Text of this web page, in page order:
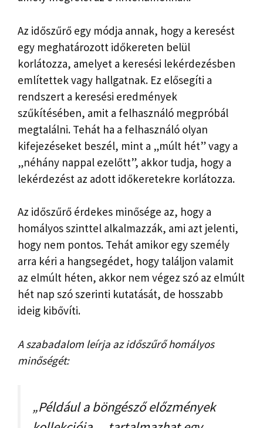
Az időszűrő egy módja annak, hogy a keresést
egy meghatározott időkereten belül
korlátozza, amelyet a keresési lekérdezésben
említettek vagy hallgatnak. Ez elősegíti a
rendszert a keresési eredmények
szűkítésében, amit a felhasználó megpróbál
megtalálni. Tehát ha a felhasználó olyan
kifejezéseket beszél, mint a „múlt hét” vagy a
„néhány nappal ezelőtt”, akkor tudja, hogy a
lekérdezést az adott időkeretekre korlátozza.
Az időszűrő érdekes minősége az, hogy a
homályos szinttel alkalmazzák, ami azt jelenti,
hogy nem pontos. Tehát amikor egy személy
arra kéri a hangsegédet, hogy találjon valamit
az elmúlt héten, akkor nem végez szó az elmúlt
hét nap szó szerinti kutatását, de hosszabb
ideig kibővíti.
A szabadalom leírja az időszűrő homályos
minőségét:
„Például a böngésző előzmények